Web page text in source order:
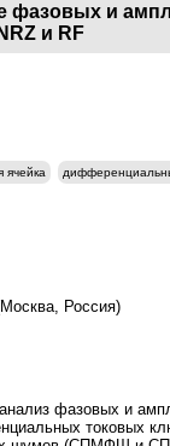
фазовых и
и RF
ячейка
Россия)
фазовых и
токовых